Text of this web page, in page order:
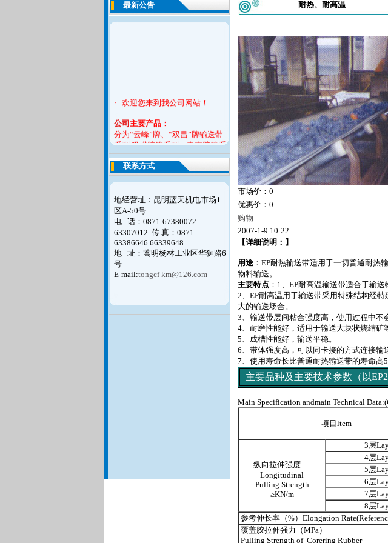
最新公告
· 欢迎您来到我公司网站！
公司主要产品：
分为“云峰”牌、“双昌”牌输送带
系列,吸排胶管系列，夹布胶管系
列，耐酸碱胶管系列，平型传送
带系列，橡胶V带系列，橡胶止
水带，模制品系列六大产品。
如您对我们的意见请联系告之我
们，谢谢！
联系方式
地经营址：昆明蓝天机电市场1
区A-50号
电 话：0871-67380072
63307012 传 真：0871-
63386646 66339648
地 址：蒿明杨林工业区华狮路6
号
E-mail:tongcf km@126.com
耐热、耐高温
市场价：0
优惠价：0
购物
2007-1-9 10:22
【详细说明：】
用途 ：EP耐热输送带适用于一切普通耐
物料输送。
主要特点 ：1、EP耐高温输送带适合于输
2、EP耐高温用于输送带采用特殊结构经
大的输送场合。
3、输送带层间粘合强度高，使用过程中不
4、耐磨性能好，适用于输送大块状烧结矿
5、成槽性能好，输送平稳。
6、带体强度高，可以同卡接的方式连接输
7、使用寿命长比普通耐热输送带的寿命高
主要品种及主要技术参数（以
Main Specification andmain Technical
项目ltem
纵向拉伸强度
Longitudinal
Pulling Strength
≥KN/m
3层
4层
5层
6层
7层
8层
参考伸长率（%）Elongation
覆盖胶拉伸强力（MPa）
Pulling Strength of Corering Rubber